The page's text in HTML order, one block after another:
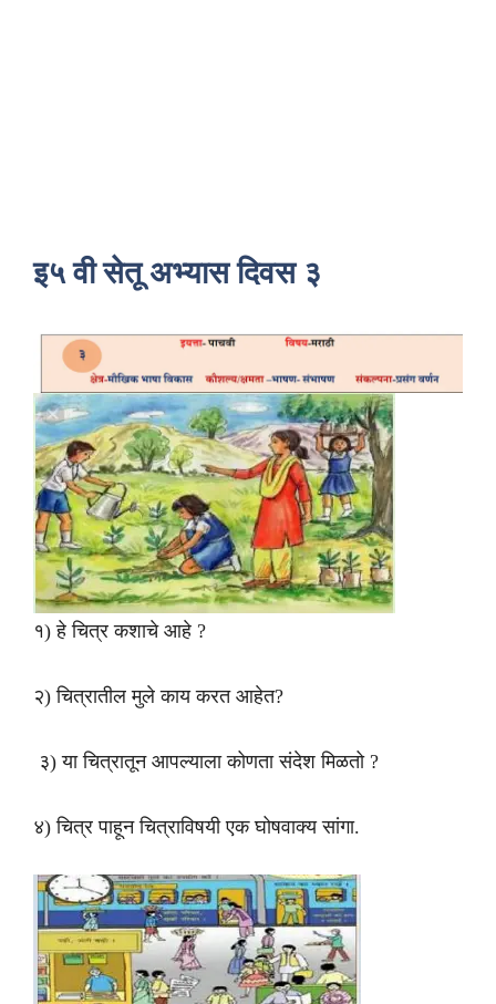
इ५ वी सेतू अभ्यास दिवस ३
१) हे चित्र कशाचे आहे ?
२) चित्रातील मुले काय करत आहेत?
३) या चित्रातून आपल्याला कोणता संदेश मिळतो ?
४) चित्र पाहून चित्राविषयी एक घोषवाक्य सांगा.